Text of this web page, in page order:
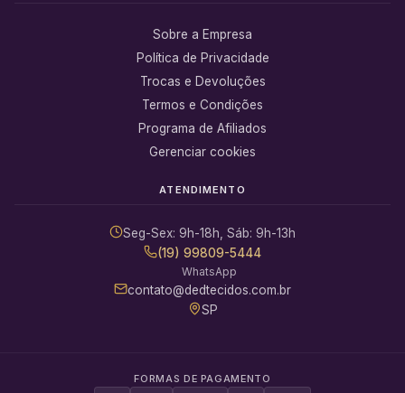
Sobre a Empresa
Política de Privacidade
Trocas e Devoluções
Termos e Condições
Programa de Afiliados
Gerenciar cookies
ATENDIMENTO
Seg-Sex: 9h-18h, Sáb: 9h-13h
(19) 99809-5444
WhatsApp
contato@dedtecidos.com.br
SP
FORMAS DE PAGAMENTO